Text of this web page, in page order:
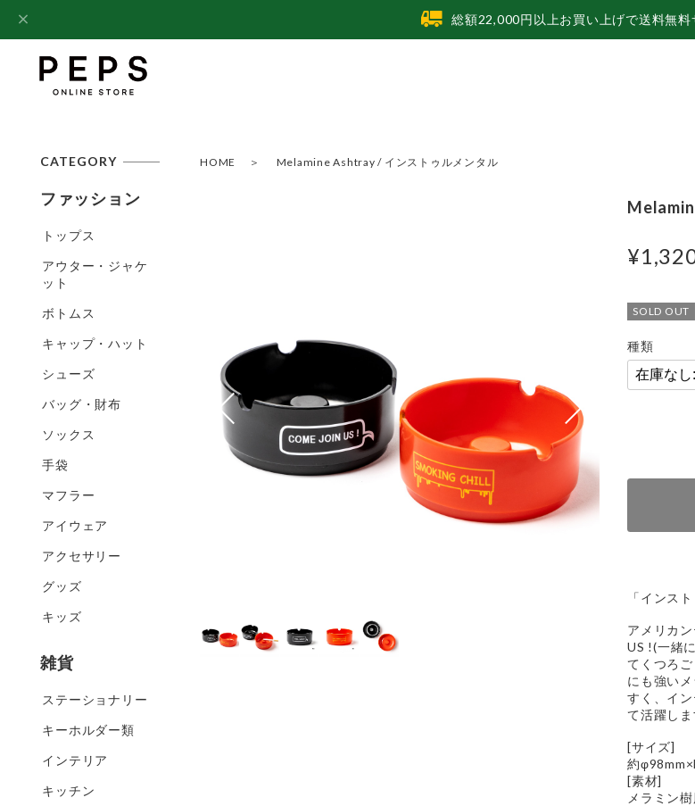
総額22,000円以上お買い上げで送料無料
HOME Melamine Ashtray / インストゥルメンタル
SOLD OUT
種類
「インス
アメリカ
US !(一緒
てくつろ
にも強い
すく、イ
て活躍しま
[サイズ]
約
[素材]
メラミン
CATEGORY
ファッション
トップス
アウター・ジャケ
ット
ボトムス
キャップ・ハット
シューズ
バッグ・財布
ソックス
手袋
マフラー
アイウェア
アクセサリー
グッズ
キッズ
雑貨
ステーショナリー
キーホルダー類
インテリア
キッチン